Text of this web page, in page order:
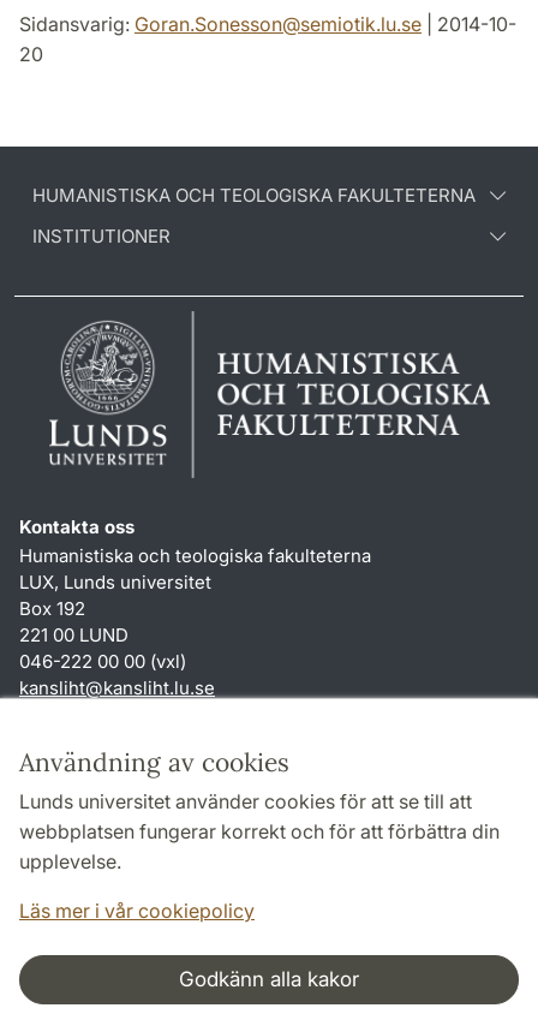
Användning av cookies
Lunds universitet använder cookies för att se till att
webbplatsen fungerar korrekt och för att förbättra din
upplevelse.
Läs mer i vår cookiepolicy
Godkänn alla kakor
Sidansvarig: Goran.Sonesson@semiotik.lu.se | 2014-10-
20
HUMANISTISKA OCH TEOLOGISKA FAKULTETERNA
INSTITUTIONER
Kontakta oss
Humanistiska och teologiska fakulteterna
LUX, Lunds universitet
Box 192
221 00 LUND
046-222 00 00 (vxl)
kansliht@kansliht.lu.se
Genvägar
Om webbplatsen och cookies
Behandling av personuppgifter
Tillgänglighetsredogörelse
Samarbeten och nätverk